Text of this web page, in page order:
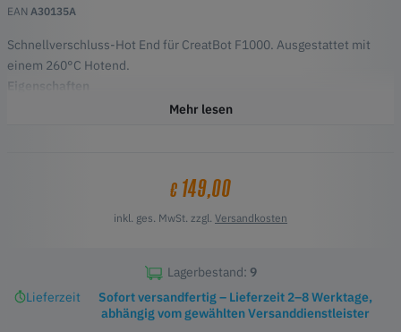
EAN A30135A
Schnellverschluss-Hot End für CreatBot F1000. Ausgestattet mit
einem 260°C Hotend.
Eigenschaften
Schneller Hotend-WechselMehr lesen
€ 149,00
inkl. ges. MwSt. zzgl. Versandkosten
Lagerbestand: 9
Lieferzeit
Sofort versandfertig – Lieferzeit 2–8 Werktage,
abhängig vom gewählten Versanddienstleister